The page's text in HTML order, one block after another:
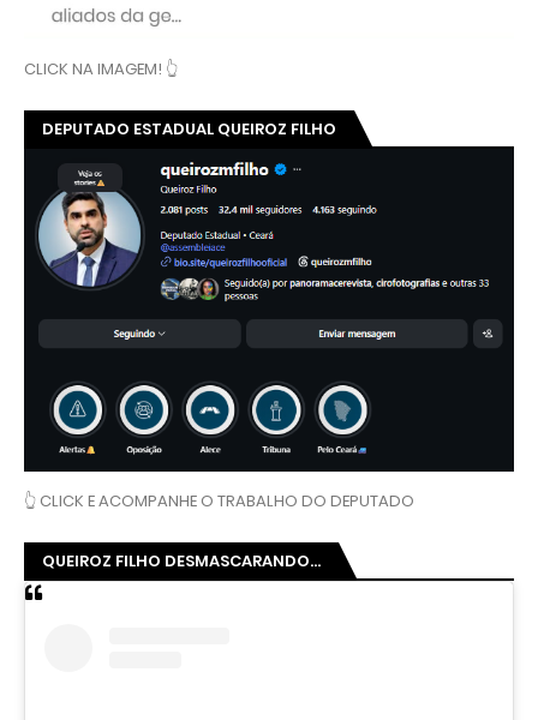
CLICK NA IMAGEM! 👆
DEPUTADO ESTADUAL QUEIROZ FILHO
👆 CLICK E ACOMPANHE O TRABALHO DO DEPUTADO
QUEIROZ FILHO DESMASCARANDO...